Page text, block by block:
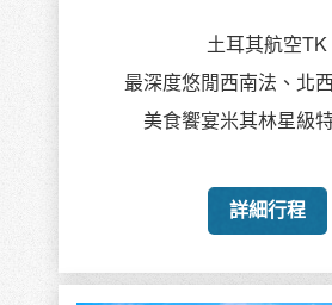
土耳其航空TK
最深度悠閒西南法、北
美食饗宴米其林星級
詳細行程